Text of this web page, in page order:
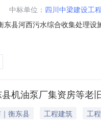
中标单位： 四川中梁建设工
东县河西污水综合收集处理
位衡东县住房和城乡建设局
机油泵厂集资房等
衡东县 工程建筑
工程